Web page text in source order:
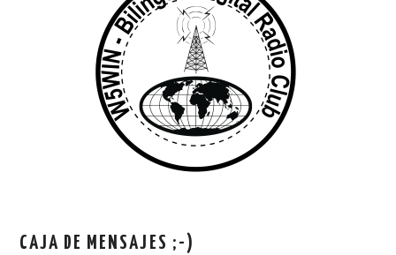
CAJA DE MENSAJES ;-)